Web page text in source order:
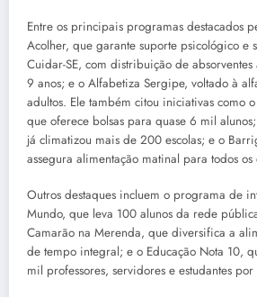
Entre os principais programas destacados
Acolher, que garante suporte psicológico e
Cuidar-SE, com distribuição de
9 anos; e o Alfabetiza Sergipe, voltado à
adultos. Ele também citou iniciativas como
que oferece bolsas para quase 6 mil
já climatizou mais de 200 escolas; e o
assegura alimentação matinal para todos os
Outros destaques incluem o programa de
Mundo, que leva 100 alunos da rede
Camarão na Merenda, que diversifica a
de tempo integral; e o Educação Nota 10,
mil professores, servidores e estudantes